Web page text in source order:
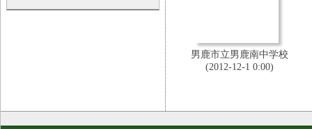
男鹿市立男鹿南中学校
(2012-12-1 0:00)